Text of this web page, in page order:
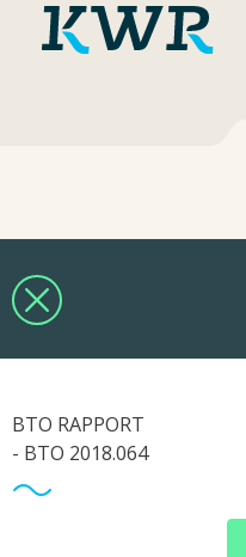
BTO RAPPORT
- BTO 2018.064